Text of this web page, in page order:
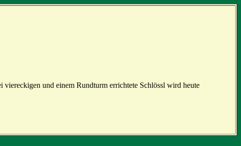
und einem Rundturm errichtete Schlössl wird heute